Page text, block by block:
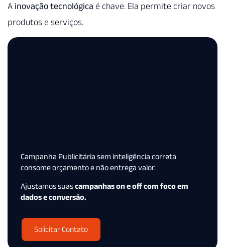
A inovação tecnológica é chave. Ela permite criar novos
produtos e serviços.
Campanha Publicitária sem inteligência correta
consome orçamento e não entrega valor.
Ajustamos suascampanhas on e off com foco em
dados e conversão.
Solicitar Contato